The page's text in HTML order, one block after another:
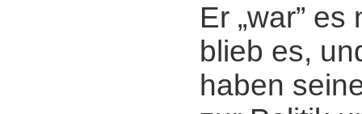
Er „war”
blieb es,
haben